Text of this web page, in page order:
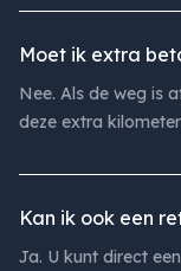
Moet ik extra
Nee. Als de weg is
deze extra
Kan ik ook een
Ja. U kunt direct